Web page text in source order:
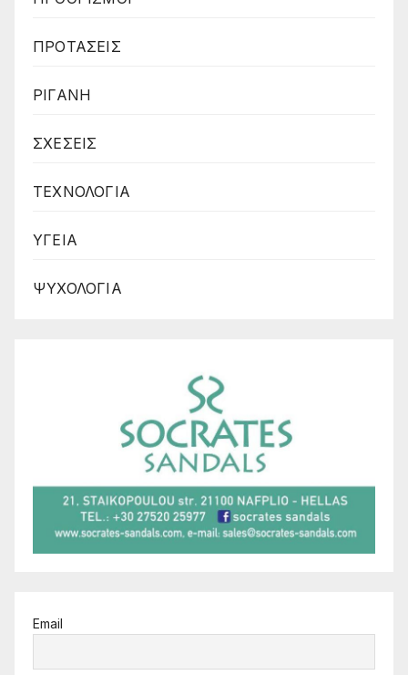
ΠΡΟΤΑΣΕΙΣ
ΡΙΓΑΝΗ
ΣΧΕΣΕΙΣ
ΤΕΧΝΟΛΟΓΙΑ
ΥΓΕΙΑ
ΨΥΧΟΛΟΓΙΑ
Email